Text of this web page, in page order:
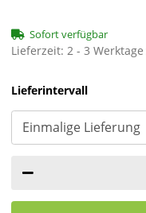
Sofort verfügbar
Lieferzeit: 2 - 3 Werktage
Lieferintervall